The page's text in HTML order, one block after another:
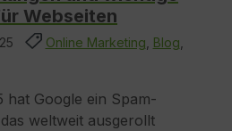
Webseiten
Online Marketing Blog
hat Google ein Spam-
weltweit ausgerollt